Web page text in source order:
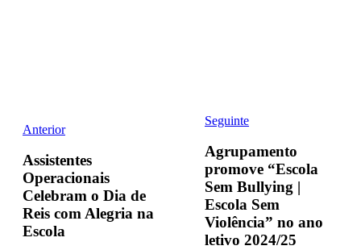
Anterior
Assistentes
Operacionais
Celebram o Dia de
Reis com Alegria na
Escola
Seguinte
Agrupamento
promove “Escola
Sem Bullying |
Escola Sem
Violência” no ano
letivo 2024/25